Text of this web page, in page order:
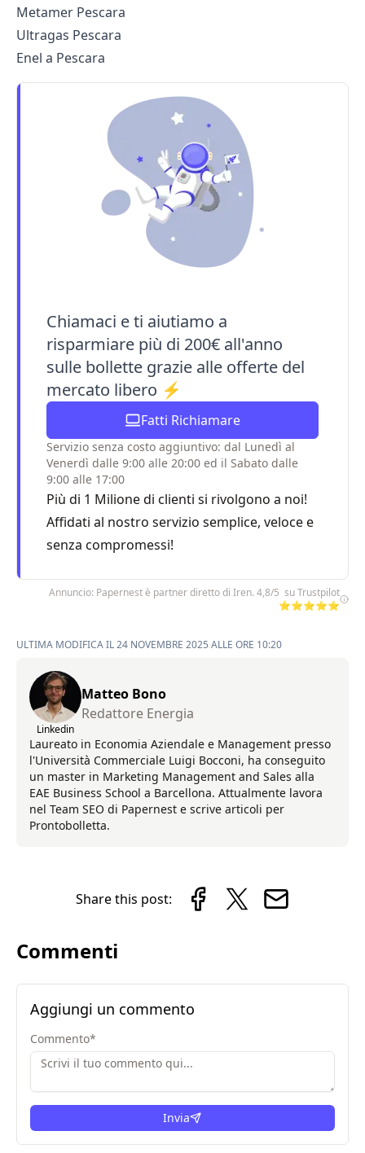
Metamer Pescara
Ultragas Pescara
Enel a Pescara
Chiamaci e ti aiutiamo a
risparmiare più di 200€ all'anno
sulle bollette grazie alle offerte del
mercato libero ⚡
Fatti Richiamare
Servizio senza costo aggiuntivo: dal Lunedì al
Venerdì dalle 9:00 alle 20:00 ed il Sabato dalle
9:00 alle 17:00
Più di 1 Milione di clienti si rivolgono a noi!
Affidati al nostro servizio semplice, veloce e
senza compromessi!
Annuncio: Papernest è partner diretto di Iren. 4,8/5 su Trustpilot
⭐⭐⭐⭐⭐
ULTIMA MODIFICA IL 24 NOVEMBRE 2025 ALLE ORE 10:20
Linkedin
Matteo Bono
Redattore Energia
Laureato in Economia Aziendale e Management presso
l'Università Commerciale Luigi Bocconi, ha conseguito
un master in Marketing Management and Sales alla
EAE Business School a Barcellona. Attualmente lavora
nel Team SEO di Papernest e scrive articoli per
Prontobolletta.
Share this post:
Commenti
Aggiungi un commento
Commento*
Invia